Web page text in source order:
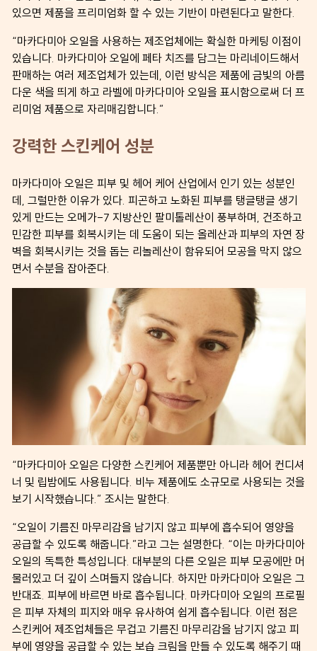
있으면 제품을 프리미엄화 할 수 있는 기반이 마련된다고 말한다.
“마카다미아 오일을 사용하는 제조업체에는 확실한 마케팅 이점이
있습니다. 마카다미아 오일에 페타 치즈를 담그는 마리네이드해서
판매하는 여러 제조업체가 있는데, 이런 방식은 제품에 금빛의 아름
다운 색을 띄게 하고 라벨에 마카다미아 오일을 표시함으로써 더 프
리미엄 제품으로 자리매김합니다.”
강력한 스킨케어 성분
마카다미아 오일은 피부 및 헤어 케어 산업에서 인기 있는 성분인
데, 그럴만한 이유가 있다. 피곤하고 노화된 피부를 탱글탱글 생기
있게 만드는 오메가-7 지방산인 팔미톨레산이 풍부하며, 건조하고
민감한 피부를 회복시키는 데 도움이 되는 올레산과 피부의 자연 장
벽을 회복시키는 것을 돕는 리놀레산이 함유되어 모공을 막지 않으
면서 수분을 잡아준다.
“마카다미아 오일은 다양한 스킨케어 제품뿐만 아니라 헤어 컨디셔
너 및 립밤에도 사용됩니다. 비누 제품에도 소규모로 사용되는 것을
보기 시작했습니다.” 조시는 말한다.
“오일이 기름진 마무리감을 남기지 않고 피부에 흡수되어 영양을
공급할 수 있도록 해줍니다.”라고 그는 설명한다. “이는 마카다미아
오일의 독특한 특성입니다. 대부분의 다른 오일은 피부 모공에만 머
물러있고 더 깊이 스며들지 않습니다. 하지만 마카다미아 오일은 그
반대죠. 피부에 바르면 바로 흡수됩니다. 마카다미아 오일의 프로필
은 피부 자체의 피지와 매우 유사하여 쉽게 흡수됩니다. 이런 점은
스킨케어 제조업체들은 무겁고 기름진 마무리감을 남기지 않고 피
부에 영양을 공급할 수 있는 보습 크림을 만들 수 있도록 해주기 때